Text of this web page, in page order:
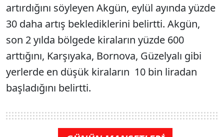
artırdığını söyleyen Akgün, eylül ayında yüzde
30 daha artış beklediklerini belirtti. Akgün,
son 2 yılda bölgede kiraların yüzde 600
arttığını, Karşıyaka, Bornova, Güzelyalı gibi
yerlerde en düşük kiraların 10 bin liradan
başladığını belirtti.